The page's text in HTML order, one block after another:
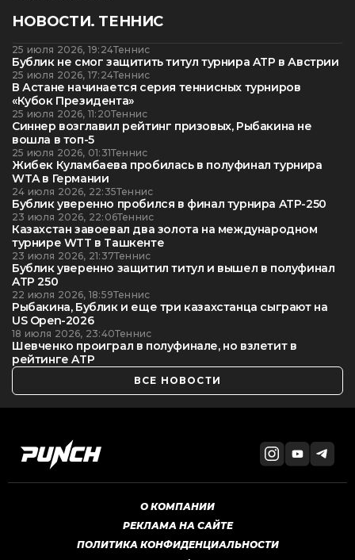
НОВОСТИ. ТЕННИС
25 июля 2026, 19:24Теннис
Бублик не смог защитить титул турнира ATP в Австрии
25 июля 2026, 17:24Теннис
В Астане начинается серия теннисных турниров
«Кубок Президента»
25 июля 2026, 11:20Теннис
Синнер возглавил рейтинг призовых, Рыбакина не
вошла в топ-5
25 июля 2026, 01:31Теннис
Жибек Куламбаева пробилась в полуфинал турнира
WTA в Германии
24 июля 2026, 22:35Теннис
Бублик уверенно пробился в финал турнира ATP-250
23 июля 2026, 22:06Теннис
Казахстан завоевал два золота на международном
турнире WTT в Ташкенте
23 июля 2026, 21:37Теннис
Бублик уверенно защитил титул и вышел в полуфинал
ATP 250
22 июля 2026, 18:59Теннис
Рыбакина, Бублик и еще три казахстанца сыграют на
US Open-2026
18 июля 2026, 23:40Теннис
Шевченко проиграл в полуфинале, но взлетит в
рейтинге ATP
ВСЕ НОВОСТИ
О КОМПАНИИ
РЕКЛАМА НА САЙТЕ
ПОЛИТИКА КОНФИДЕНЦИАЛЬНОСТИ